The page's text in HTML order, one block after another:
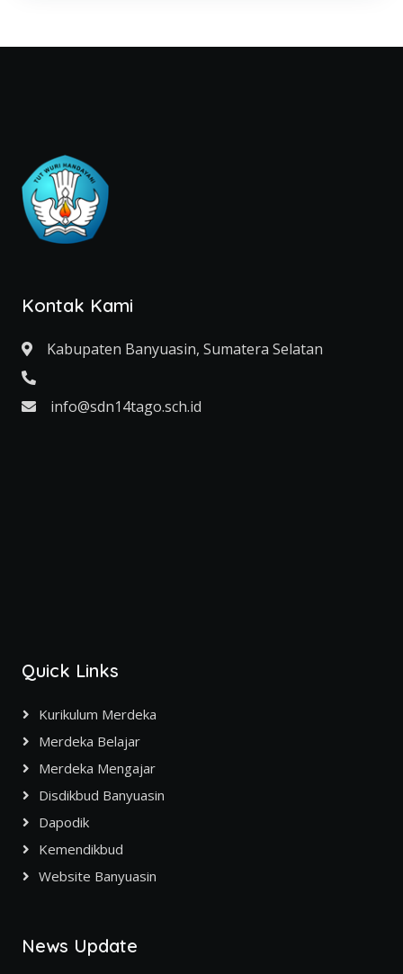
Kontak Kami
Kabupaten Banyuasin, Sumatera Selatan
info@sdn14tago.sch.id
Quick Links
Kurikulum Merdeka
Merdeka Belajar
Merdeka Mengajar
Disdikbud Banyuasin
Dapodik
Kemendikbud
Website Banyuasin
News Update